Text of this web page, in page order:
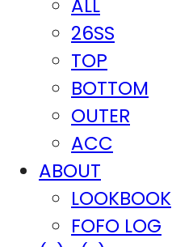
ALL
26SS
TOP
BOTTOM
OUTER
ACC
ABOUT
LOOKBOOK
FOFO LOG